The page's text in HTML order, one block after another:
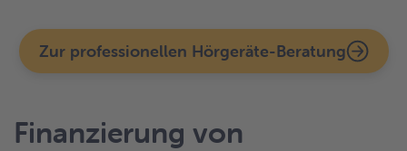
Zur professionellen Hörgeräte-Beratung
Finanzierung von